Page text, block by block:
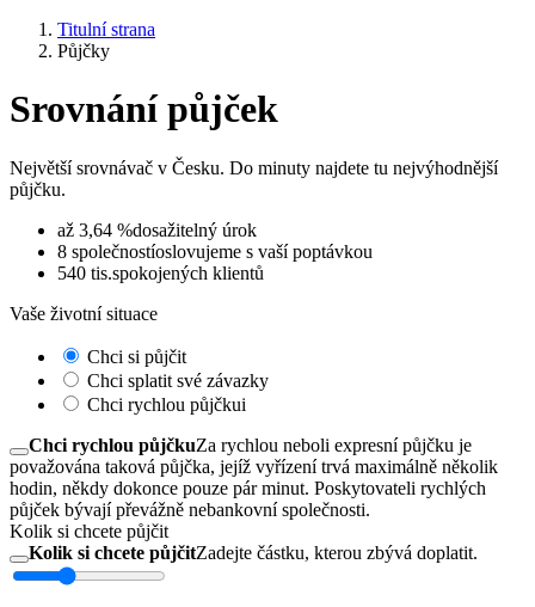
Titulnístrana
Půjčky
Srovnání půjček
Největší srovnávač v Česku. Do minuty najdete tu nejvýhodnější
půjčku.
až 3,64 %dosažitelný úrok
8 společnostíoslovujeme s vaší poptávkou
540 tis.spokojených klientů
Vaše životní situace
Chci si půjčit
Chci splatit své závazky
Chci rychlou půjčkui
Chci rychlou půjčkuZa rychlou neboli expresní půjčku je
považována taková půjčka, jejíž vyřízení trvá maximálně několik
hodin, někdy dokonce pouze pár minut. Poskytovateli rychlých
půjček bývají převážně nebankovní společnosti.
Kolik si chcete půjčit
Kolik si chcete půjčitZadejte částku, kterou zbývá doplatit.